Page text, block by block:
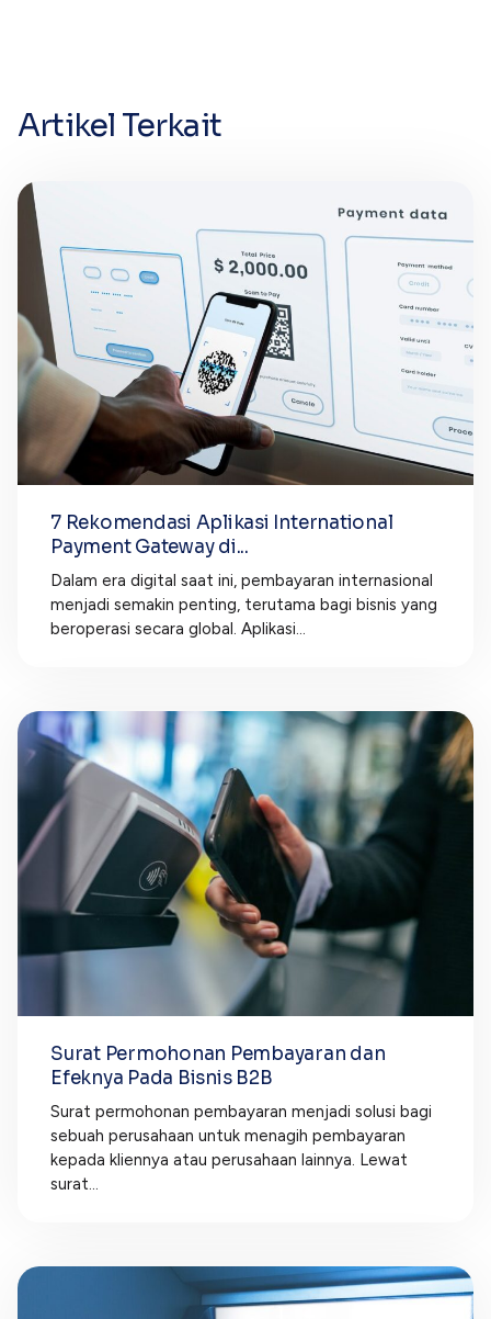
Artikel Terkait
7 Rekomendasi Aplikasi International
Payment Gateway di...
Dalam era digital saat ini, pembayaran internasional
menjadi semakin penting, terutama bagi bisnis yang
beroperasi secara global. Aplikasi...
Surat Permohonan Pembayaran dan
Efeknya Pada Bisnis B2B
Surat permohonan pembayaran menjadi solusi bagi
sebuah perusahaan untuk menagih pembayaran
kepada kliennya atau perusahaan lainnya. Lewat
surat...